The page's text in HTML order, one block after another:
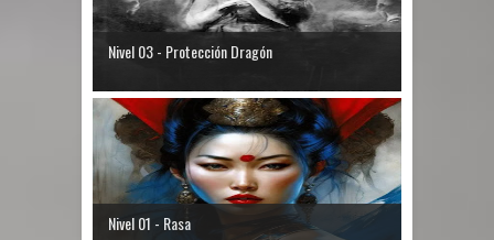
Nivel 03 - Protección Dragón
Nivel 01 - Rasa